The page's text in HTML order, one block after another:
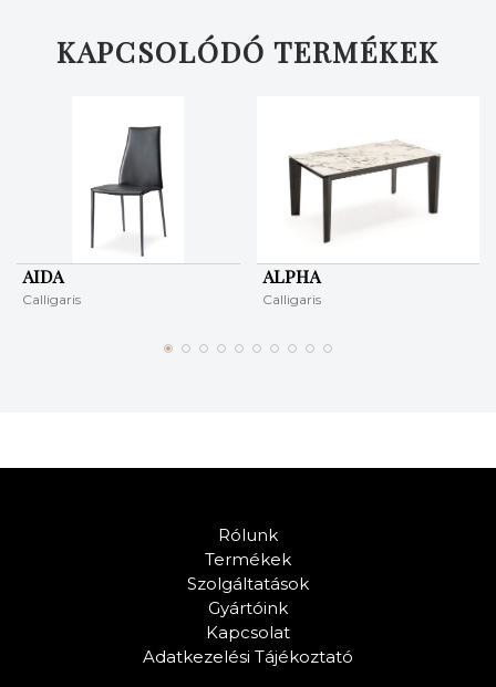
KAPCSOLÓDÓ TERMÉKEK
AIDA
Calligaris
ALPHA
Calligaris
Rólunk
Termékek
Szolgáltatások
Gyártóink
Kapcsolat
Adatkezelési Tájékoztató